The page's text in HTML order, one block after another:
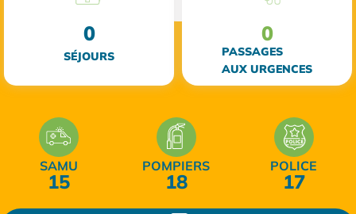
SÉJOURS
0
PASSAGES
AUX URGENCES
0
SAMU
15
POMPIERS
18
POLICE
17